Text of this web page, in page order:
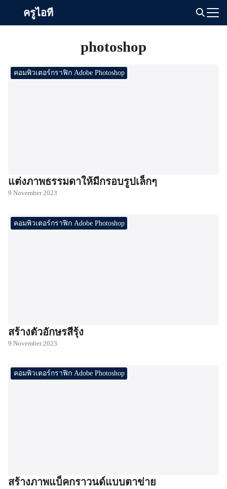
ครูไอที
photoshop
คอมพิวเตอร์กราฟิก Adobe Photoshop
แต่งภาพธรรมดาให้มีกรอบรูปเล็กๆ
9 November 2023
คอมพิวเตอร์กราฟิก Adobe Photoshop
สร้างตัวอักษรสีรุ้ง
9 November 2023
คอมพิวเตอร์กราฟิก Adobe Photoshop
สร้างภาพแบ็คกราวนด์แบบตาข่าย